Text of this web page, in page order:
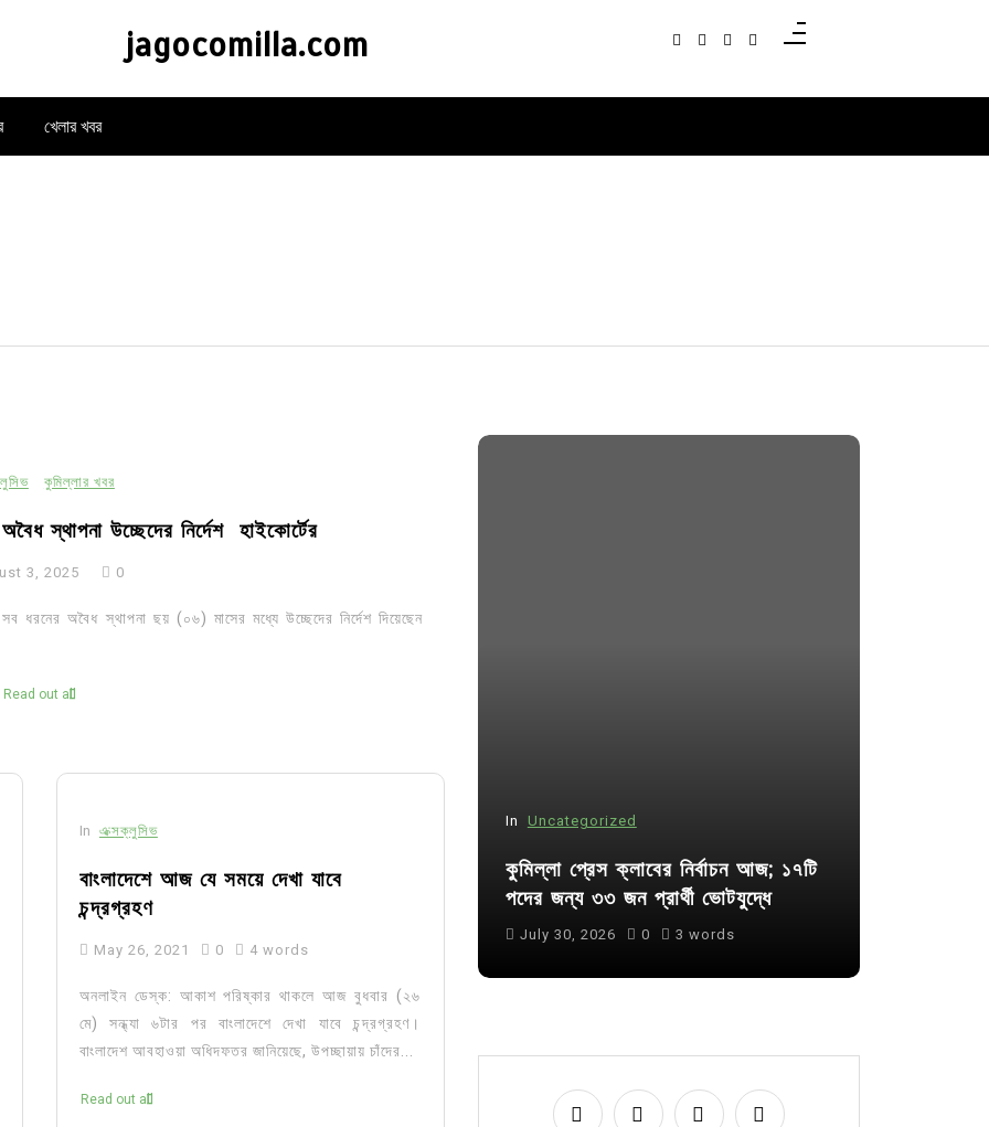
jagocomilla.com
খেলার খবর
কুমিল্লার খবর
স্থাপনা উচ্ছেদের নির্দেশ হাইকোর্টের
3, 2025 0
অবৈধ স্থাপনা ছয় (০৬) মাসের মধ্যে উচ্ছেদের নির্দেশ দিয়েছেন
Read out all
In এক্সক্লুসিভ
বাংলাদেশে আজ যে সময়ে দেখা যাবে
চন্দ্রগ্রহণ
May 26, 2021 0 4 words
অনলাইন ডেস্ক: আকাশ পরিষ্কার থাকলে আজ বুধবার (২৬
মে) সন্ধ্যা ৬টার পর বাংলাদেশে দেখা যাবে চন্দ্রগ্রহণ।
বাংলাদেশ আবহাওয়া অধিদফতর জানিয়েছে, উপচ্ছায়ায় চাঁদের...
Read out all
Uncategorized
আদর্শ সমাজ বিনির্মাণে সহায়ক ভুমিকা রাখে
ছাত্রসমাজ- প্রেসক্লাব সভাপতি
In Uncategorized
কুমিল্লা প্রেস ক্লাবের নির্বাচন আজ; ১৭টি
পদের জন্য ৩৩ জন প্রার্থী ভোটযুদ্ধে
July 30, 2026 0 3 words